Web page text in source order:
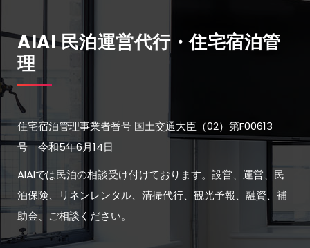
AIAI 民泊運営代行・住宅宿泊管
理
住宅宿泊管理事業者番号 国土交通大臣（02）第F00613
号 令和5年6月14日
AIAIでは民泊の相談受け付けております。設営、運営、民
泊保険、リネンレンタル、清掃代行、観光予報、融資、補
助金、ご相談ください。